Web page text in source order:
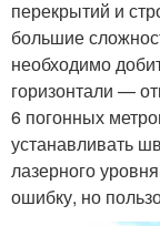
перекрытий и
большие
необходимо
горизонтали —
6 погонных
устанавливать
лазерного
ошибку, но